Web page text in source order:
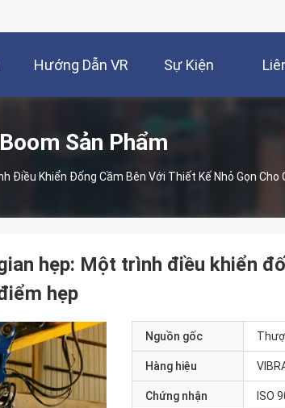
Hướng Dẫn VR Sự Kiện
Sản Phẩm
Điều Khiển Đống Cầm Bên Với Thiết Kế Nhỏ Gọn
hẹp: Một trình điều khiển
hẹp
Nguồn gốc
Hàng hiệu
Chứng nhận ISO